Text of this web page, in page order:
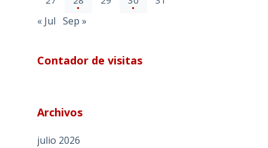
« Jul Sep »
Contador de visitas
Archivos
julio 2026